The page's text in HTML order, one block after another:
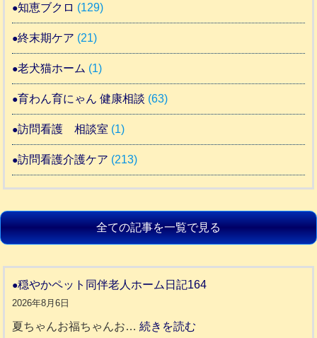
知恵ブクロ (129)
終末期ケア (21)
老犬猫ホーム (1)
育わん育にゃん 健康相談 (63)
訪問看護 相談室 (1)
訪問看護介護ケア (213)
全ての記事を一覧で見る
穏やかペット同伴老人ホーム日記164
2026年8月6日
夏ちゃんお福ちゃんお…続きを読む